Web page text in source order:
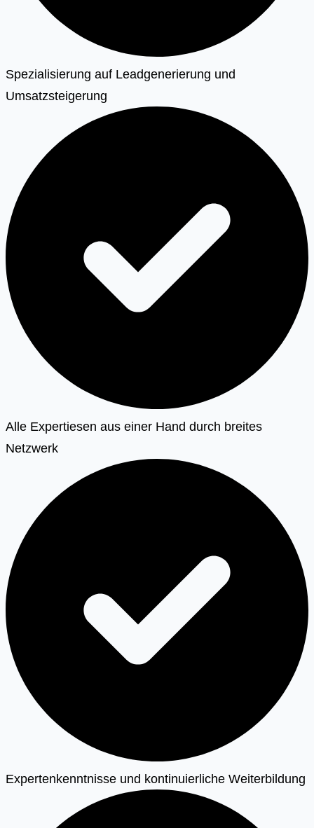
Spezialisierung auf Leadgenerierung und
Umsatzsteigerung
Alle Expertiesen aus einer Hand durch breites
Netzwerk
Expertenkenntnisse und kontinuierliche Weiterbildung